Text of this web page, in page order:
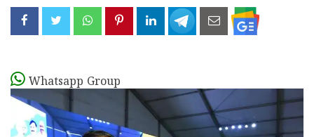
Whatsapp Group